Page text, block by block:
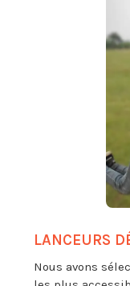
LANCEURS
Nous avons